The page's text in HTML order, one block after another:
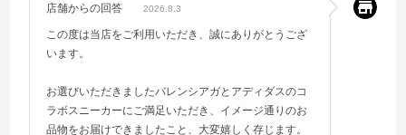
店舗からの回答 2026.8.3
この度は当店をご利用いただき、誠にありがとうござ
います。
お選びいただきましたバレンシアガとアディダスのコ
ラボスニーカーにご満足いただき、イメージ通りのお
品物をお届けできましたこと、大変嬉しく存じます。